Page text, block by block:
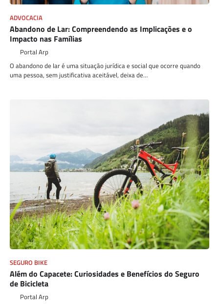
ADVOCACIA
Abandono de Lar: Compreendendo as Implicações e o
Impacto nas Famílias
Portal Arp
O abandono de lar é uma situação jurídica e social que ocorre quando
uma pessoa, sem justificativa aceitável, deixa de…
SEGURO BIKE
Além do Capacete: Curiosidades e Benefícios do Seguro
de Bicicleta
Portal Arp